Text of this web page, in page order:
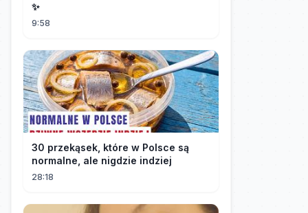
✨
9:58
30 przekąsek, które w Polsce są
normalne, ale nigdzie indziej
28:18